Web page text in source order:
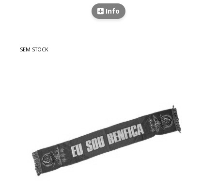
Info
SEM STOCK